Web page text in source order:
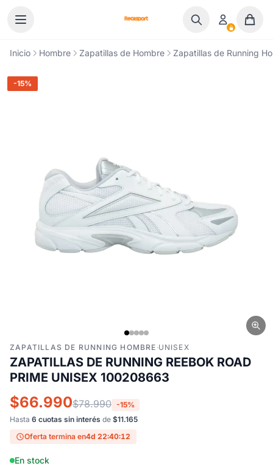
Inicio Hombre Zapatillas de Hombre Zapatillas de Running
-15%
ZAPATILLAS DE RUNNING HOMBRE ·UNISEX
ZAPATILLAS DE RUNNING REEBOK ROAD
PRIME UNISEX 100208663
$66.990$78.990 -15%
Hasta 6 cuotas sin interés de $11.165
Oferta termina en4d 22:40:11
En stock